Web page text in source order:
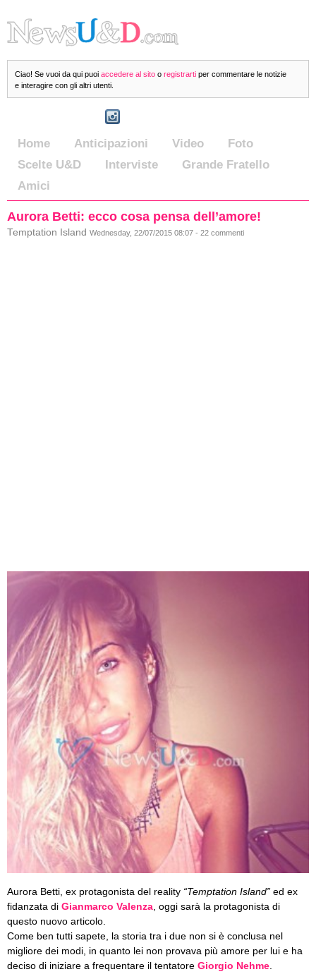
Ciao! Se vuoi da qui puoi accedere al sito o registrarti per commentare le notizie
e interagire con gli altri utenti.
Home Anticipazioni Video
Foto
Scelte U&D
Interviste
Grande Fratello
Amici
Aurora Betti: ecco cosa pensa dell’amore!
Temptation Island Wednesday, 22/07/2015 08:07 - 22 commenti
Aurora Betti, ex protagonista del reality “Temptation Island” ed ex
fidanzata di Gianmarco Valenza , oggi sarà la protagonista di
questo nuovo articolo.
Come ben tutti sapete, la storia tra i due non si è conclusa nel
migliore dei modi, in quanto lei non provava più amore per lui e ha
deciso di iniziare a frequentare il tentatore Giorgio Nehme